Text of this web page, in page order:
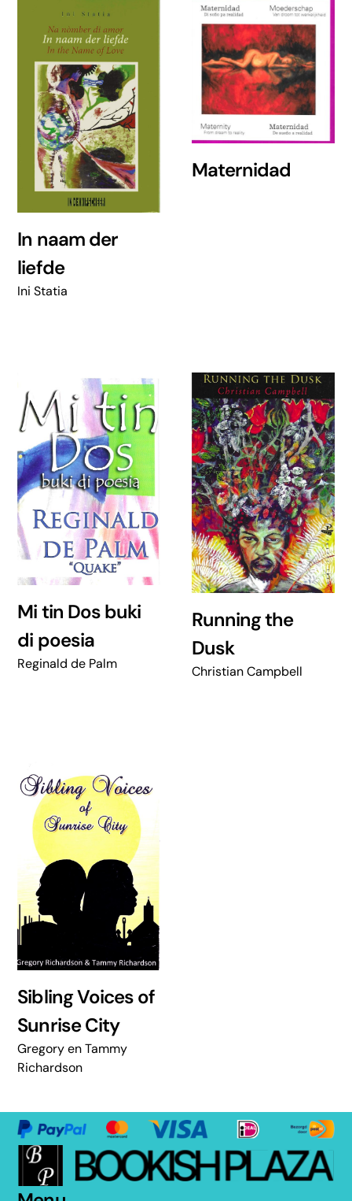
In naam der
liefde
Ini Statia
Maternidad
Mi tin Dos buki
di poesia
Reginald de Palm
Running the
Dusk
Christian Campbell
Sibling Voices of
Sunrise City
Gregory en Tammy
Richardson